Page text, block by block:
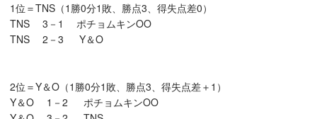
1位＝TNS（1勝0分1敗、勝点3、得失点差0）
TNS 3－1 ポチョムキンOO
TNS 2－3 Y＆O
2位＝Y＆O（1勝0分1敗、勝点3、得失点差＋1）
Y＆O 1－2 ポチョムキンOO